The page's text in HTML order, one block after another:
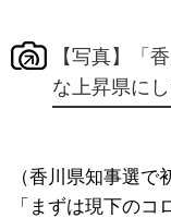
【写真】「
な上昇県に
（香川県知事選で
「まずは現下の